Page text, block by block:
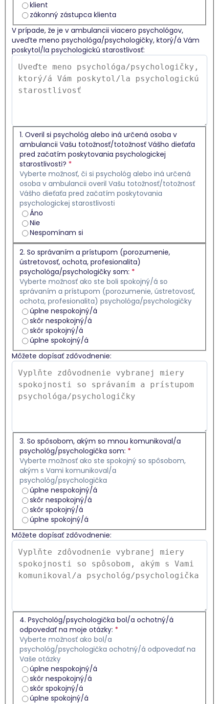
klient
zákonný zástupca klienta
V prípade, že je v ambulancii viacero psychológov,
uveďte meno psychológa/psychologičky, ktorý/á Vám
poskytol/la psychologickú starostlivosť:
1. Overil si psychológ alebo iná určená osoba v
ambulancii Vašu totožnosť/totožnosť Vášho dieťaťa
pred začatím poskytovania psychologickej
starostlivosti? *
Vyberte možnosť, či si psychológ alebo iná určená
osoba v ambulancii overil Vašu totožnosť/totožnosť
Vášho dieťaťa pred začatím poskytovania
psychologickej starostlivosti
Áno
Nie
Nespomínam si
2. So správaním a prístupom (porozumenie,
ústretovosť, ochota, profesionalita)
psychológa/psychologičky som: *
Vyberte možnosť ako ste boli spokojný/á so
správaním a prístupom (porozumenie, ústretovosť,
ochota, profesionalita) psychológa/psychologičky
úplne nespokojný/á
skôr nespokojný/á
skôr spokojný/á
úplne spokojný/á
Môžete dopísať zdôvodnenie:
3. So spôsobom, akým so mnou komunikoval/a
psychológ/psychologička som: *
Vyberte možnosť ako ste spokojný so spôsobom,
akým s Vami komunikoval/a
psychológ/psychologička
úplne nespokojný/á
skôr nespokojný/á
skôr spokojný/á
úplne spokojný/á
Môžete dopísať zdôvodnenie:
4. Psychológ/psychologička bol/a ochotný/á
odpovedať na moje otázky: *
Vyberte možnosť ako bol/a
psychológ/psychologička ochotný/á odpovedať na
Vaše otázky
úplne nespokojný/á
skôr nespokojný/á
skôr spokojný/á
úplne spokojný/á